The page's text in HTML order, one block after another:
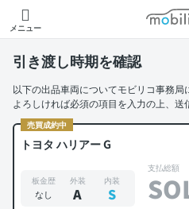
メニュー
モ
引き渡し時期を確認
以下の出品車両についてモビリコ事務局
よろしければ必須の項目を入力の上、送
売買成約中
トヨタ ハリアー G
板金歴
なし
外装
A
内装
S
支払総額